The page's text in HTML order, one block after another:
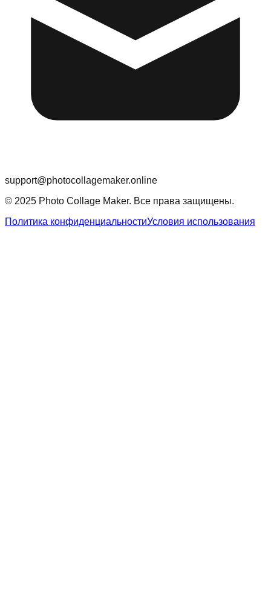
support@photocollagemaker.online
© 2025 Photo Collage Maker. Все права защищены.
Политика конфиденциальностиУсловия использования